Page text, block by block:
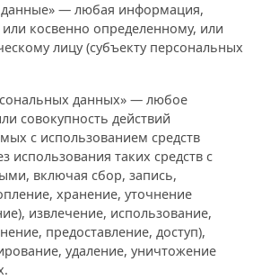
данные» — любая информация,
косвенно определенному, или
лицу (субъекту персональных
данных» — любое
совокупность действий
с использованием средств
использования таких средств с
включая сбор, запись,
хранение, уточнение
извлечение, использование,
предоставление, доступ),
удаление, уничтожение